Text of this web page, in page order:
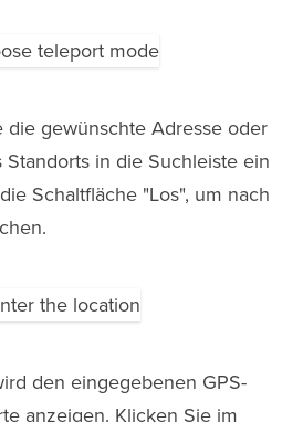
die gewünschte Adresse oder
Standorts in die Suchleiste ein
Schaltfläche "Los", um nach
den eingegebenen GPS-
anzeigen. Klicken Sie im